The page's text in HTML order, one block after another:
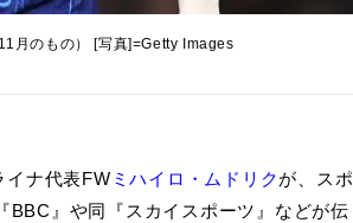
月のもの） [写真]=Getty Images
イナ代表FW ミハイロ・ムドリクが、スポ
BBC』や同『スカイスポーツ』などが伝